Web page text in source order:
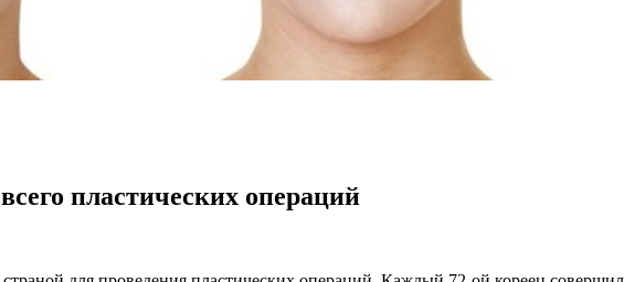
пластических операций